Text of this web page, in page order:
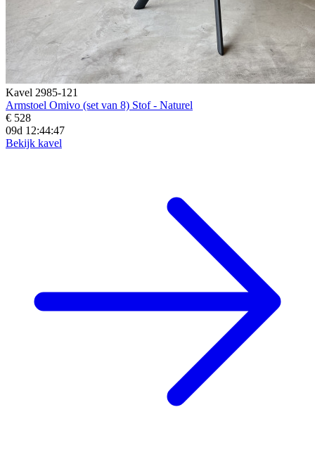
Kavel 2985-121
Armstoel Omivo (set van 8) Stof - Naturel
€ 528
09d 12:44:45
Bekijk kavel